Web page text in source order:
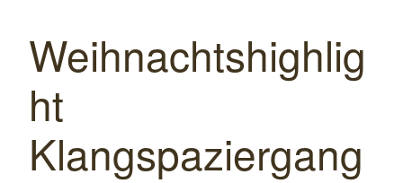
Weihnachtshighlig
ht
Klangspaziergang